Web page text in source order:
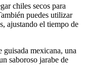
chiles secos para
puedes utilizar
ajustando el tiempo de
guisada mexicana, una
saboroso jarabe de